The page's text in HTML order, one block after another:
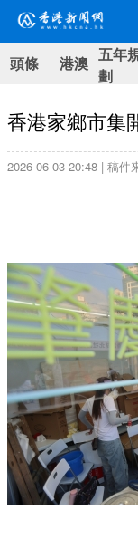
頭條 港澳 五年
劃
香港家鄉市
2026-06-03 20:48 | 稿件